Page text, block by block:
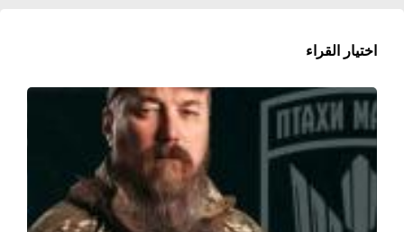
اختيار القراء